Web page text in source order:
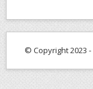
© Copyright 2023 -